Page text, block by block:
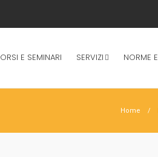
E SEMINARI SERVIZI NORME
Home